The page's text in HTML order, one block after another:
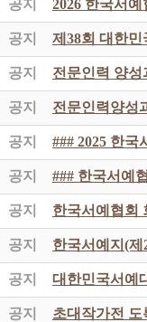
공지 2026 한국서
공지 제38회 대한
공지 전문인력 양성
공지 전문인력양성
공지 ### 2025 한
공지 ### 한국서예
공지 한국서예협회
공지 한국서예지(제
공지 대한민국서예
공지 초대작가전 도